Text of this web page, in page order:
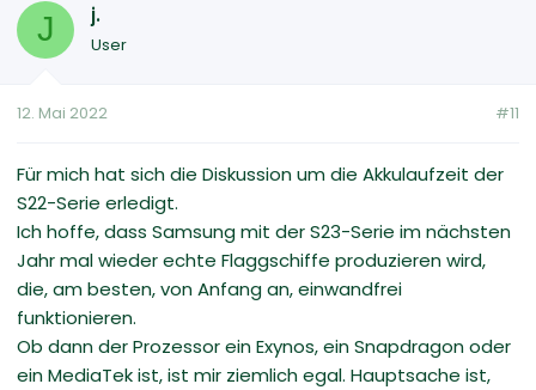
J j.
User
12. Mai 2022 #11
Für mich hat sich die Diskussion um die Akkulaufzeit der
S22-Serie erledigt.
Ich hoffe, dass Samsung mit der S23-Serie im nächsten
Jahr mal wieder echte Flaggschiffe produzieren wird,
die, am besten, von Anfang an, einwandfrei
funktionieren.
Ob dann der Prozessor ein Exynos, ein Snapdragon oder
ein MediaTek ist, ist mir ziemlich egal. Hauptsache ist,